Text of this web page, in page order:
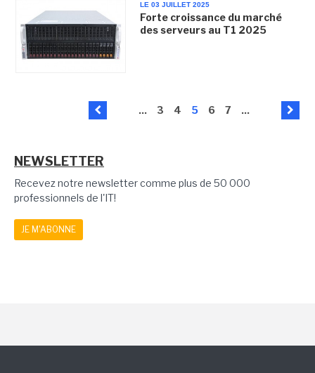
LE 03 JUILLET 2025
Forte croissance du marché
des serveurs au T1 2025
... 3 4 5 6 7 ...
NEWSLETTER
Recevez notre newsletter comme plus de 50 000
professionnels de l'IT!
JE M'ABONNE